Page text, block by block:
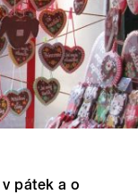
pátek a o